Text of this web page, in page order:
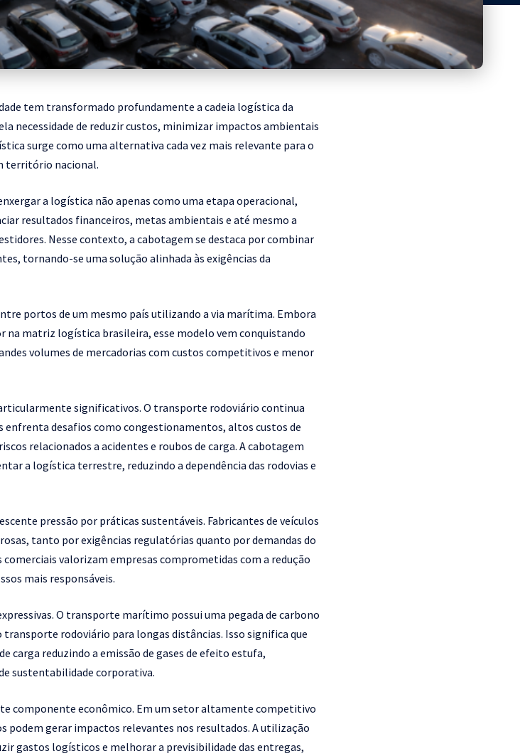
tem transformado profundamente a cadeia logística da
necessidade de reduzir custos, minimizar impactos ambientais
surge como uma alternativa cada vez mais relevante para o
território nacional.
a logística não apenas como uma etapa operacional,
resultados financeiros, metas ambientais e até mesmo a
Nesse contexto, a cabotagem se destaca por combinar
tornando-se uma solução alinhada às exigências da
portos de um mesmo país utilizando a via marítima. Embora
matriz logística brasileira, esse modelo vem conquistando
volumes de mercadorias com custos competitivos e menor
significativos. O transporte rodoviário continua
enfrenta desafios como congestionamentos, altos custos de
relacionados a acidentes e roubos de carga. A cabotagem
a logística terrestre, reduzindo a dependência das rodovias e
pressão por práticas sustentáveis. Fabricantes de veículos
tanto por exigências regulatórias quanto por demandas do
valorizam empresas comprometidas com a redução
mais responsáveis.
O transporte marítimo possui uma pegada de carbono
rodoviário para longas distâncias. Isso significa que
carga reduzindo a emissão de gases de efeito estufa,
sustentabilidade corporativa.
componente econômico. Em um setor altamente competitivo
podem gerar impactos relevantes nos resultados. A utilização
gastos logísticos e melhorar a previsibilidade das entregas,